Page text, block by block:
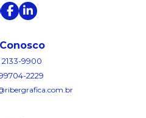
2133-9900
2229